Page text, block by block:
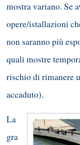
mostra variano. Se
opere/istallazioni
non saranno più
quali mostre
rischio di rimanere
accaduto).
La
gra